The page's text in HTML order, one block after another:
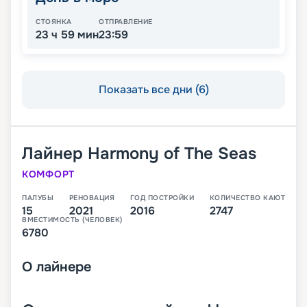
СТОЯНКА
23 ч 59 мин
ОТПРАВЛЕНИЕ
23:59
Показать все дни (6)
Лайнер Harmony of The Seas
КОМФОРТ
ПАЛУБЫ
15
РЕНОВАЦИЯ
2021
ГОД ПОСТРОЙКИ
2016
КОЛИЧЕСТВО КАЮТ
2747
ВМЕСТИМОСТЬ (ЧЕЛОВЕК)
6780
О лайнере